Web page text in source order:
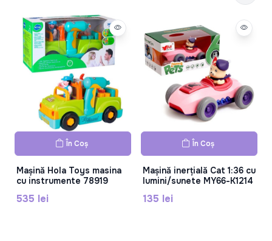
În Coș
Mașină Hola Toys masina
cu instrumente 78919
535 lei
În Coș
Mașină inerțială Cat 1:36 cu
lumini/sunete MY66-K1214
135 lei